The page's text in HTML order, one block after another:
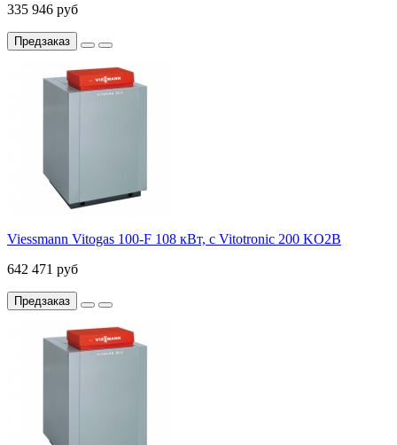
335 946 руб
Предзаказ
Viessmann Vitogas 100-F 108 кВт, с Vitotronic 200 KO2B
642 471 руб
Предзаказ